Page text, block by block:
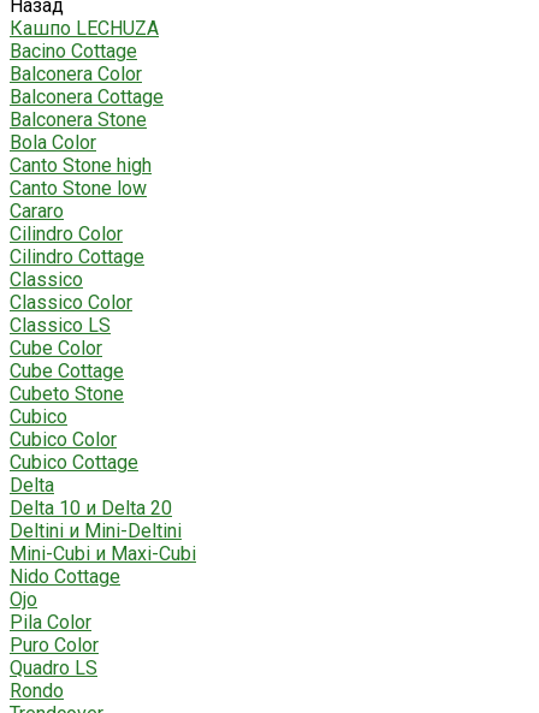
Назад
Кашпо LECHUZA
Bacino Cottage
Balconera Color
Balconera Cottage
Balconera Stone
Bola Color
Canto Stone high
Canto Stone low
Cararo
Cilindro Color
Cilindro Cottage
Classico
Classico Color
Classico LS
Cube Color
Cube Cottage
Cubeto Stone
Cubico
Cubico Color
Cubico Cottage
Delta
Delta 10 и Delta 20
Deltini и Mini-Deltini
Mini-Cubi и Maxi-Cubi
Nido Cottage
Ojo
Pila Color
Puro Color
Quadro LS
Rondo